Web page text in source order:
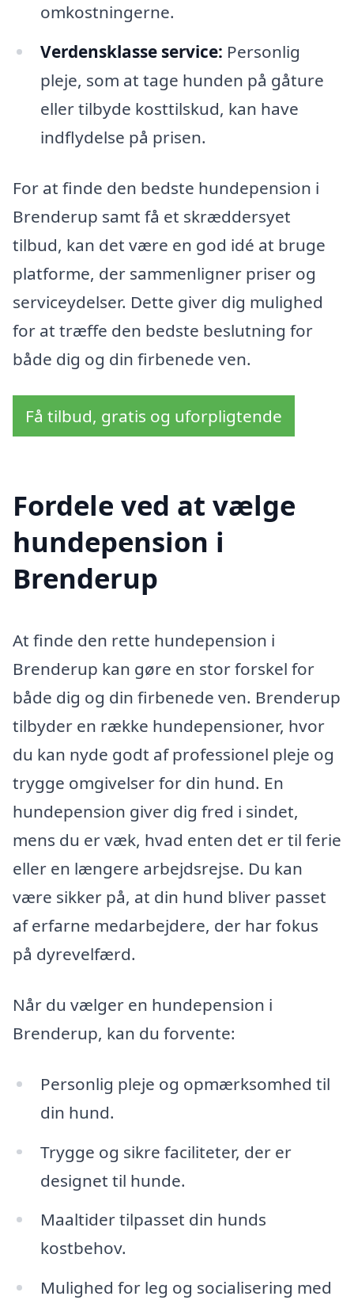
omkostningerne.
Verdensklasse service: Personlig
pleje, som at tage hunden på gåture
eller tilbyde kosttilskud, kan have
indflydelse på prisen.
For at finde den bedste hundepension i
Brenderup samt få et skræddersyet
tilbud, kan det være en god idé at bruge
platforme, der sammenligner priser og
serviceydelser. Dette giver dig mulighed
for at træffe den bedste beslutning for
både dig og din firbenede ven.
Få tilbud, gratis og uforpligtende
Fordele ved at vælge
hundepension i
Brenderup
At finde den rette hundepension i
Brenderup kan gøre en stor forskel for
både dig og din firbenede ven. Brenderup
tilbyder en række hundepensioner, hvor
du kan nyde godt af professionel pleje og
trygge omgivelser for din hund. En
hundepension giver dig fred i sindet,
mens du er væk, hvad enten det er til ferie
eller en længere arbejdsrejse. Du kan
være sikker på, at din hund bliver passet
af erfarne medarbejdere, der har fokus
på dyrevelfærd.
Når du vælger en hundepension i
Brenderup, kan du forvente:
Personlig pleje og opmærksomhed til
din hund.
Trygge og sikre faciliteter, der er
designet til hunde.
Maaltider tilpasset din hunds
kostbehov.
Mulighed for leg og socialisering med